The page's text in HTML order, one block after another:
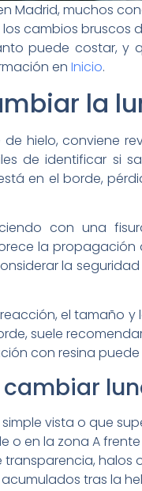
Madrid, muchos
cambios
puede costar, y
en Inicio.
la
hielo, conviene
de identificar si
en el borde,
con una
la propagación
la
el tamaño
suele
con resina puede
cambiar
vista o que
o en la zona A
halos
tras la